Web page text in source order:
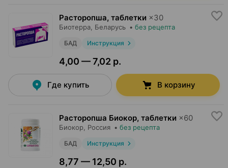
Расторопша, таблетки ×30
Биотерра, Беларусь • без рецепта
БАД Инструкция
4,00 — 7,02 р.
Где купить В корзину
Расторопша Биокор, таблетки ×60
Биокор, Россия • без рецепта
БАД Инструкция
8,77 — 12,50 р.